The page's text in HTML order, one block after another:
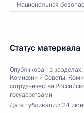
Национальная
Статус материала
Опубликован в разделах:
Комиссии и Советы,
сотрудничества
государствами
Дата публикации:24